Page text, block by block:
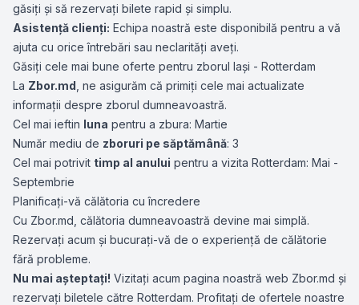
găsiți și să rezervați bilete rapid și simplu.
Asistență clienți: Echipa noastră este disponibilă pentru a vă
ajuta cu orice întrebări sau neclarități aveți.
Găsiți cele mai bune oferte pentru zborul Iași - Rotterdam
La Zbor.md , ne asigurăm că primiți cele mai actualizate
informații despre zborul dumneavoastră.
Cel mai ieftin luna pentru a zbura: Martie
Număr mediu de zboruri pe săptămână: 3
Cel mai potrivit timp al anului pentru a vizita Rotterdam: Mai -
Septembrie
Planificați-vă călătoria cu încredere
Cu Zbor.md, călătoria dumneavoastră devine mai simplă.
Rezervați acum și bucurați-vă de o experiență de călătorie
fără probleme.
Nu mai așteptați! Vizitați acum pagina noastră web Zbor.md și
rezervați biletele către Rotterdam. Profitați de ofertele noastre